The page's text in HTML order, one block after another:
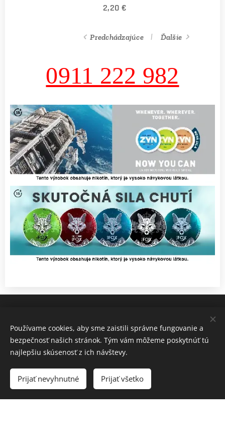
2,20 €
Predchádzajúce Ďalšie
0911 222 982
Rozvoz zabezpečujeme vspolupráci s taxi službou,
preto Vás prosíme o vyzdvihnutie tovaru pri prvých
ceny rozvozu po prvé dvere, nenesieme
zodpovednosť za inak dohodnuté podmienky.
Používame cookies, aby sme zaistili správne fungovanie a
bezpečnosť našich stránok. Tým vám môžeme poskytnúť tú
najlepšiu skúsenosť z ich návštevy.
Prijať nevyhnutné Prijať všetko